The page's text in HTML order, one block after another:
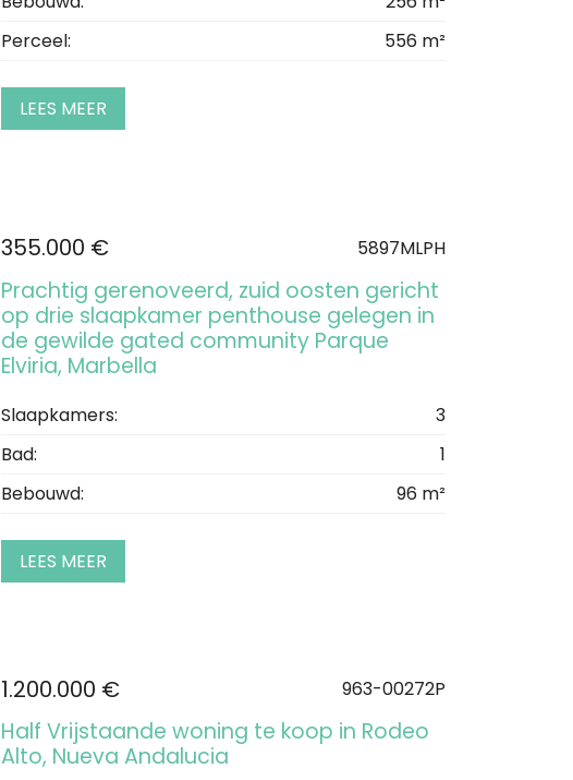
Perceel:
556 m²
LEES MEER
355.000 € 5897MLPH
Prachtig gerenoveerd, zuid oosten gericht
op drie slaapkamer penthouse gelegen in
de gewilde gated community Parque
Elviria, Marbella
Slaapkamers:
3
Bad:
1
Bebouwd:
96 m²
LEES MEER
1.200.000 € 963-00272P
Half Vrijstaande woning te koop in Rodeo
Alto, Nueva Andalucia